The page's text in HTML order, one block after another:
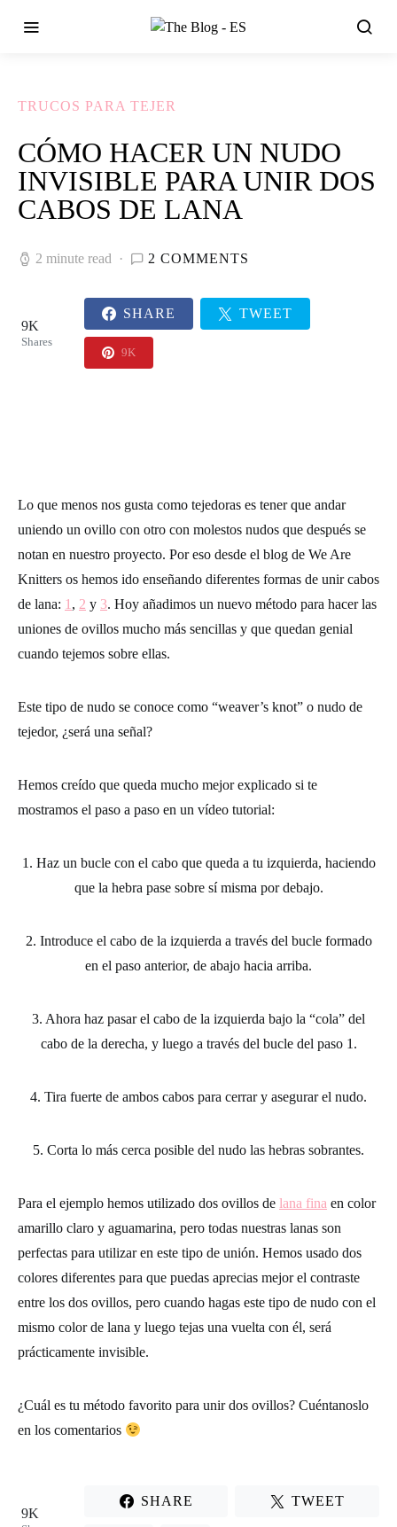
TRUCOS PARA TEJER
CÓMO HACER UN NUDO
INVISIBLE PARA UNIR DOS
CABOS DE LANA
2 minute read 2 COMMENTS
9K
Shares
SHARE TWEET
9K
Lo que menos nos gusta como tejedoras es tener que andar
uniendo un ovillo con otro con molestos nudos que después se
notan en nuestro proyecto. Por eso desde el blog de We Are
Knitters os hemos ido enseñando diferentes formas de unir cabos
de lana: 1 , 2 y 3. Hoy añadimos un nuevo método para hacer las
uniones de ovillos mucho más sencillas y que quedan genial
cuando tejemos sobre ellas.
Este tipo de nudo se conoce como “weaver’s knot” o nudo de
tejedor, ¿será una señal?
Hemos creído que queda mucho mejor explicado si te
mostramos el paso a paso en un vídeo tutorial:
1. Haz un bucle con el cabo que queda a tu izquierda, haciendo
que la hebra pase sobre sí misma por debajo.
2. Introduce el cabo de la izquierda a través del bucle formado
en el paso anterior, de abajo hacia arriba.
3. Ahora haz pasar el cabo de la izquierda bajo la “cola” del
cabo de la derecha, y luego a través del bucle del paso 1.
4. Tira fuerte de ambos cabos para cerrar y asegurar el nudo.
5. Corta lo más cerca posible del nudo las hebras sobrantes.
Para el ejemplo hemos utilizado dos ovillos de lana fina en color
amarillo claro y aguamarina, pero todas nuestras lanas son
perfectas para utilizar en este tipo de unión. Hemos usado dos
colores diferentes para que puedas aprecias mejor el contraste
entre los dos ovillos, pero cuando hagas este tipo de nudo con el
mismo color de lana y luego tejas una vuelta con él, será
prácticamente invisible.
¿Cuál es tu método favorito para unir dos ovillos? Cuéntanoslo
en los comentarios
9K
SHARE TWEET